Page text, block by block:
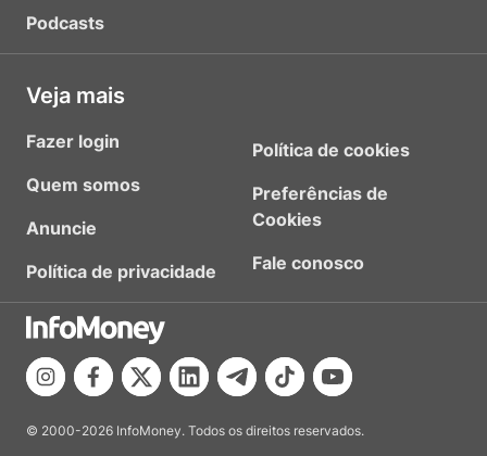
Podcasts
Veja mais
Fazer login
Quem somos
Anuncie
Política de privacidade
Política de cookies
Preferências de
Cookies
Fale conosco
© 2000-2026 InfoMoney. Todos os direitos reservados.